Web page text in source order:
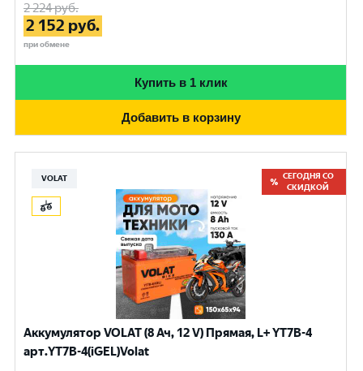
2 224руб.
2 152 руб.
при обмене
Купить в 1 клик
Добавить в корзину
VOLAT
СЕГОДНЯ СО
СКИДКОЙ
Аккумулятор VOLAT (8 Ач, 12 V) Прямая, L+ YT7B-4
арт.YT7B-4(iGEL)Volat